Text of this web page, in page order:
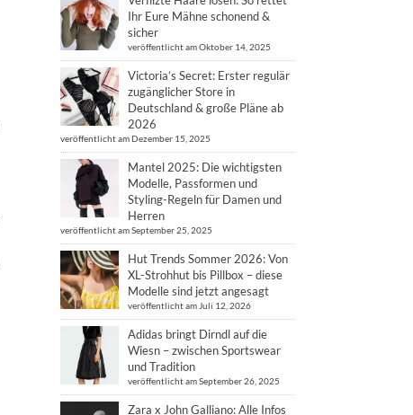
Ihr Eure Mähne schonend &
sicher
veröffentlicht am Oktober 14, 2025
Victoria’s Secret: Erster regulär
zugänglicher Store in
Deutschland & große Pläne ab
2026
veröffentlicht am Dezember 15, 2025
Mantel 2025: Die wichtigsten
Modelle, Passformen und
Styling-Regeln für Damen und
Herren
veröffentlicht am September 25, 2025
Hut Trends Sommer 2026: Von
XL-Strohhut bis Pillbox – diese
Modelle sind jetzt angesagt
veröffentlicht am Juli 12, 2026
Adidas bringt Dirndl auf die
Wiesn – zwischen Sportswear
und Tradition
veröffentlicht am September 26, 2025
Zara x John Galliano: Alle Infos